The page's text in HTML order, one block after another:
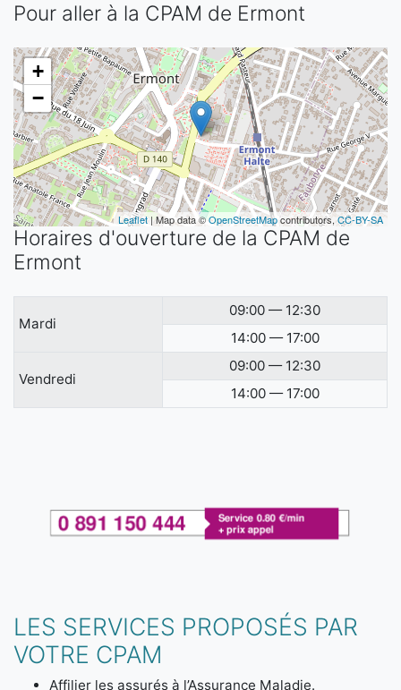
Pour aller à la CPAM de Ermont
+
−
Leaflet | Map data ©OpenStreetMapcontributors, CC-BY-SA
Horaires d'ouverture de la CPAM de
Ermont
Mardi
09:00 — 12:30
14:00 — 17:00
Vendredi
09:00 — 12:30
14:00 — 17:00
LES SERVICES PROPOSÉS PAR
VOTRE CPAM
Affilier les assurés à l’Assurance Maladie.